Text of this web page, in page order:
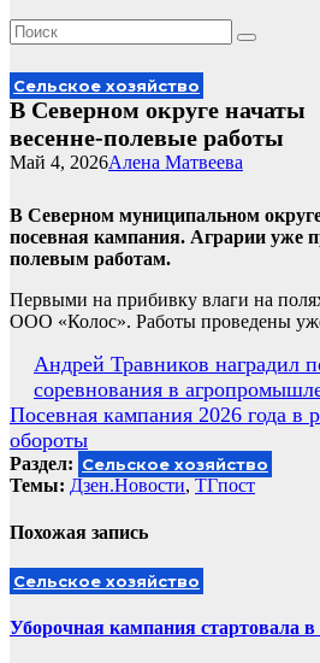
Сельское хозяйство
В Северном округе начаты
весенне-полевые работы
Алена Матвеева
Май 4, 2026
В Северном муниципальном
посевная кампания. Аграрии уже
полевым работам.
Первыми на прибивку влаги на
ООО «Колос». Работы проведены
Навигация
по
записям
Андрей Травников наградил
соревнования в
Посевная кампания 2026 года в
обороты
Раздел: Сельское хозяйство
Темы: Дзен.Новости, ТГпост
Похожая запись
Сельское хозяйство
Уборочная кампания стартовала